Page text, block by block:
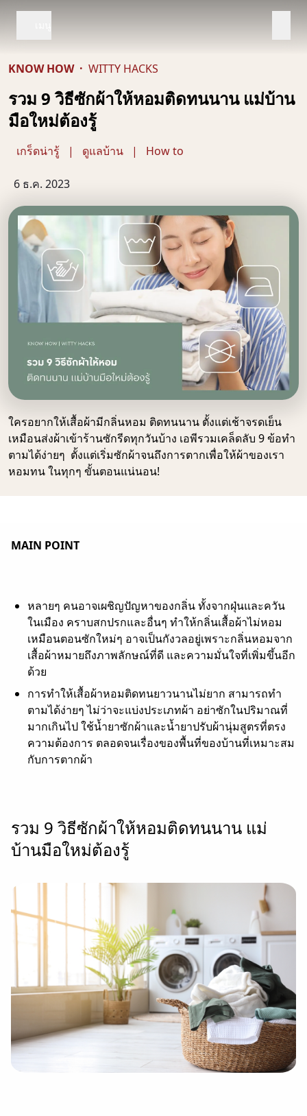
KNOW HOW · WITTY HACKS
รวม 9 วิธีซักผ้าให้หอมติดทนนาน แม่บ้าน
มือใหม่ต้องรู้
เกร็ดน่ารู้ | ดูแลบ้าน | How to
6 ธ.ค. 2023
ใครอยากให้เสื้อผ้ามีกลิ่นหอม ติดทนนาน ตั้งแต่เช้าจรดเย็น
เหมือนส่งผ้าเข้าร้านซักรีดทุกวันบ้าง เอพีรวมเคล็ดลับ 9 ข้อทำ
ตามได้ง่ายๆ ตั้งแต่เริ่มซักผ้าจนถึงการตากเพื่อให้ผ้าของเรา
หอมทน ในทุกๆ ขั้นตอนแน่นอน!
MAIN POINT
หลายๆ คนอาจเผชิญปัญหาของกลิ่น ทั้งจากฝุ่นและควัน
ในเมือง คราบสกปรกและอื่นๆ ทำให้กลิ่นเสื้อผ้าไม่หอม
เหมือนตอนซักใหม่ๆ อาจเป็นกังวลอยู่เพราะกลิ่นหอมจาก
เสื้อผ้าหมายถึงภาพลักษณ์ที่ดี และความมั่นใจที่เพิ่มขึ้นอีก
ด้วย
การทำให้เสื้อผ้าหอมติดทนยาวนานไม่ยาก สามารถทำ
ตามได้ง่ายๆ ไม่ว่าจะแบ่งประเภทผ้า อย่าซักในปริมาณที่
มากเกินไป ใช้น้ำยาซักผ้าและน้ำยาปรับผ้านุ่มสูตรที่ตรง
ความต้องการ ตลอดจนเรื่องของพื้นที่ของบ้านที่เหมาะสม
กับการตากผ้า
รวม 9 วิธีซักผ้าให้หอมติดทนนาน แม่
บ้านมือใหม่ต้องรู้